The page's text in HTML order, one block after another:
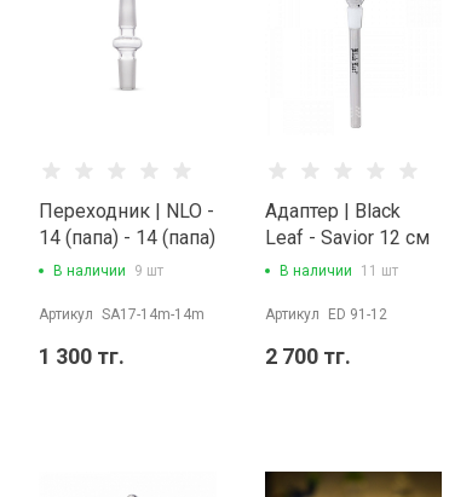
Переходник | NLO -
14 (папа) - 14 (папа)
В наличии 9 шт
Артикул SA17-14m-14m
1 300 тг.
Адаптер | Black
Leaf - Savior 12 см
(14/14)
В наличии 11 шт
Артикул ED 91-12
2 700 тг.